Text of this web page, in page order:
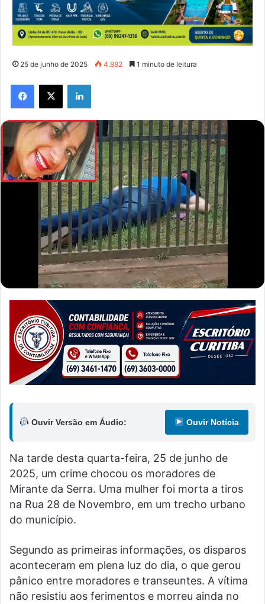
25 de junho de 2025 4.882 1 minuto de leitura
Facebook
X Linkedin
Ouvir Versão em Áudio: Ouvir Notícia
Na tarde desta quarta-feira, 25 de junho de
2025, um crime chocou os moradores de
Mirante da Serra. Uma mulher foi morta a tiros
na Rua 28 de Novembro, em um trecho urbano
do município.
Segundo as primeiras informações, os disparos
aconteceram em plena luz do dia, o que gerou
pânico entre moradores e transeuntes. A vítima
não resistiu aos ferimentos e morreu ainda no